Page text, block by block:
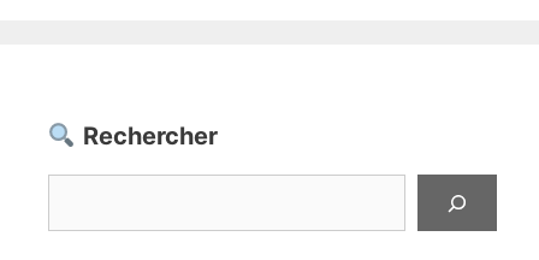
Rechercher